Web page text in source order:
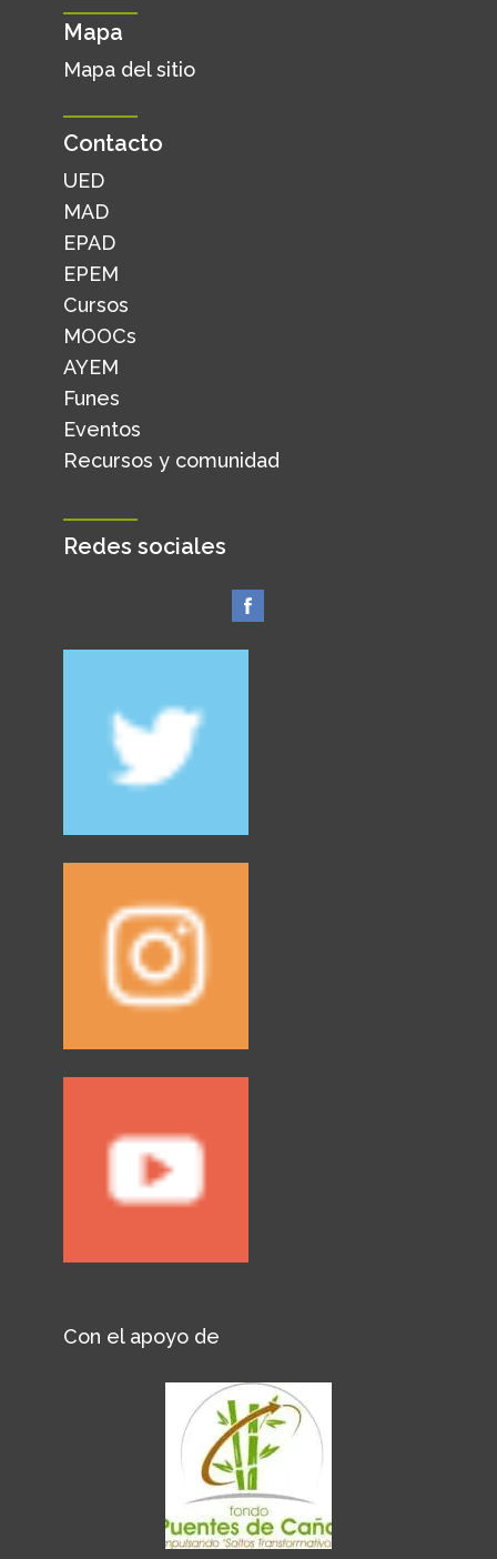
Mapa
Mapa del sitio
Contacto
UED
MAD
EPAD
EPEM
Cursos
MOOCs
AYEM
Funes
Eventos
Recursos y comunidad
Redes sociales
Con el apoyo de